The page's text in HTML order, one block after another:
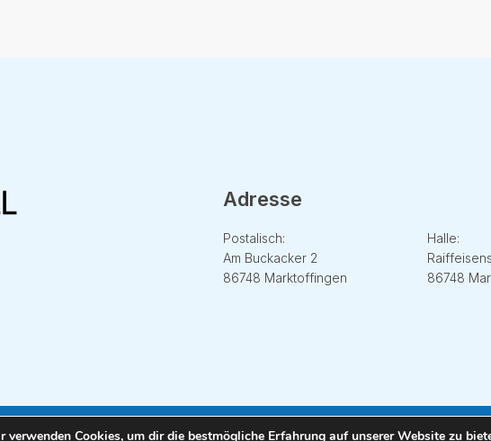
Adresse
Postalisch:
Am Buckacker 2
86748 Marktoffingen
Halle:
86748
verwenden Cookies, um dir die bestmögliche Erfahrung auf unserer Website zu